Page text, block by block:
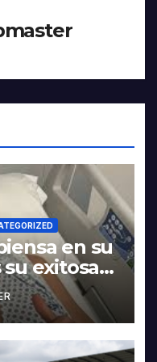
en su
exitosa
de